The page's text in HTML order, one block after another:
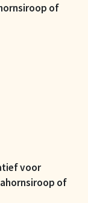
of
voor
of